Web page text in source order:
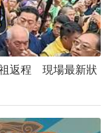
返程 現場最新狀